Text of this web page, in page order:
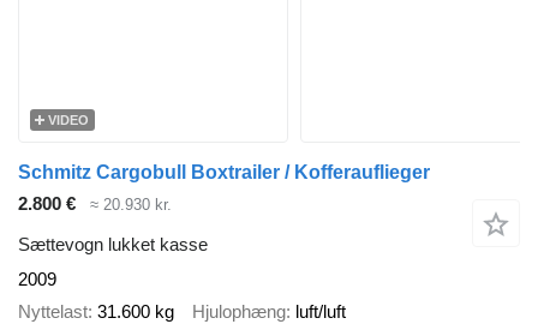
VIDEO
Schmitz Cargobull Boxtrailer / Kofferauflieger
2.800 €
≈ 20.930 kr.
Sættevogn lukket kasse
2009
Nyttelast 31.600 kg Hjulophæng luft/luft